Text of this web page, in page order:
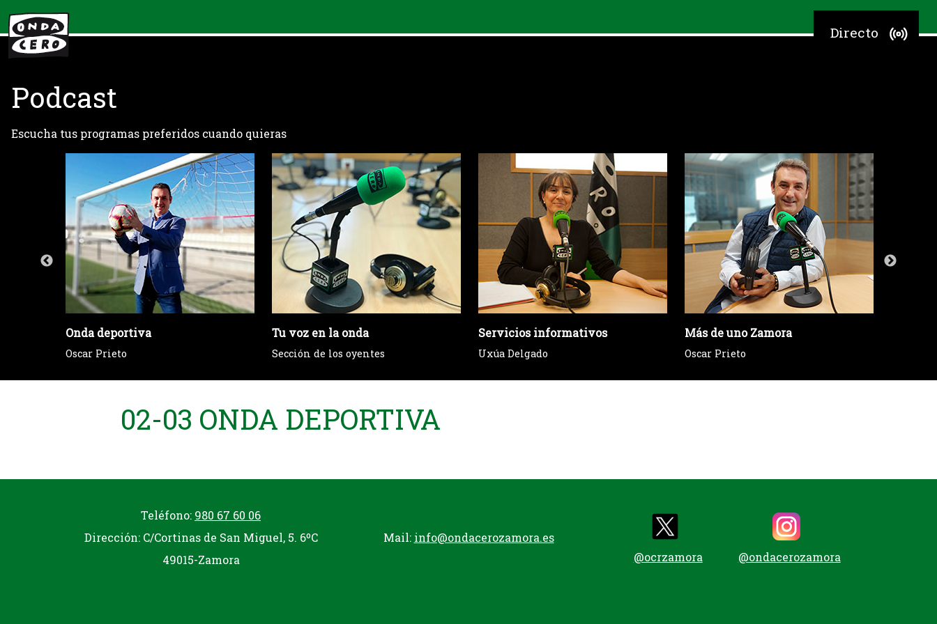
Directo
Podcast
Escucha tus programas preferidos cuando quieras
Onda deportiva
Oscar Prieto
Tu voz en la onda
Sección de los oyentes
Servicios informativos
Uxúa Delgado
Más de uno Zamora
Oscar Prieto
02-03 ONDA DEPORTIVA
Teléfono: 980 67 60 06
Dirección: C/Cortinas de San Miguel, 5. 6ºC
49015-Zamora
Mail: info@ondacerozamora.es
@ocrzamora
@ondacerozamora